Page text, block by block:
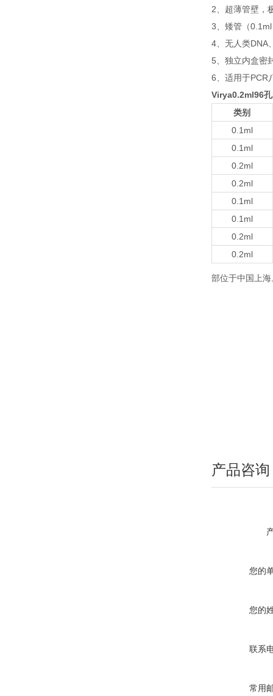
2、超薄管壁，
3、矮管（
4、无人类DNA
5、独立内盒密
6、适用于PCR
Virya0.2ml96
类别
0.1ml
0.1ml
0.2ml
0.2ml
0.1ml
0.1ml
0.2ml
0.2ml
部位于中国上
产品咨询
您的
您的
联系
常用